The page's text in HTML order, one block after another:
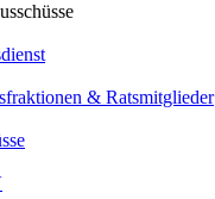
& Ratsmitglieder